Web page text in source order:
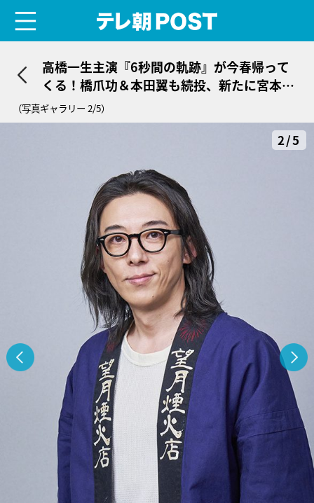
高橋一生主演『6秒間の軌跡』が今春帰って
くる！橋爪功＆本田翼も続投、新たに宮本茉
由が参戦
（写真ギャラリー 2/5）
2/5